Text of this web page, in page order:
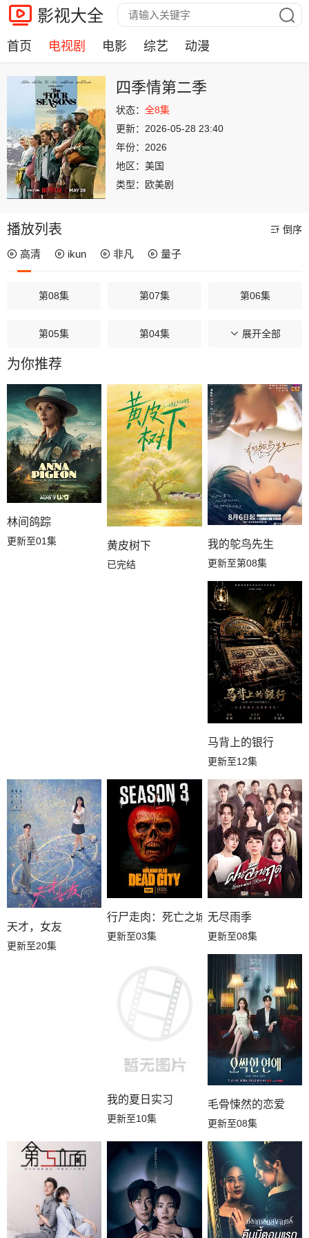
影视大全
首页 电视剧 电影 综艺 动漫
四季情第二季
状态： 全8集
更新： 2026-05-28 23:40
年份： 2026
地区： 美国
类型：
欧美剧
播放列表 倒序
高清 ikun 非凡 量子
第08集 第07集 第06集
第05集 第04集 第03集
第02集
展开全部
为你推荐
林间鸽踪
更新至01集 黄皮树下
已完结
我的鸵鸟先生
更新至第08集
马背上的银行
更新至12集
天才，女友
更新至20集
行尸走肉：死亡之城第三季
更新至03集
无尽雨季
更新至08集
我的夏日实习
更新至10集
毛骨悚然的恋爱
更新至08集